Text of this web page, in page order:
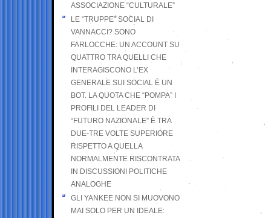
ASSOCIAZIONE “CULTURALE”
LE “TRUPPE” SOCIAL DI
VANNACCI? SONO
FARLOCCHE: UN ACCOUNT SU
QUATTRO TRA QUELLI CHE
INTERAGISCONO L’EX
GENERALE SUI SOCIAL È UN
BOT. LA QUOTA CHE “POMPA” I
PROFILI DEL LEADER DI
“FUTURO NAZIONALE” È TRA
DUE-TRE VOLTE SUPERIORE
RISPETTO A QUELLA
NORMALMENTE RISCONTRATA
IN DISCUSSIONI POLITICHE
ANALOGHE
GLI YANKEE NON SI MUOVONO
MAI SOLO PER UN IDEALE: